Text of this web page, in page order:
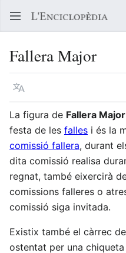
Fallera Major
Llegir en un atre idioma
La figura de Fallera Major
festa de les falles i és la
comissió fallera, durant
dita comissió realisa
regnat, també eixercirà
comissions falleres o
comissió siga invitada.
Existix també el càrrec
ostentat per una